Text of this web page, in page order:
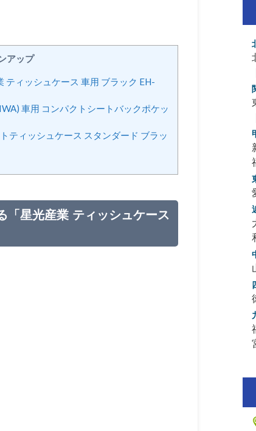
アップ
ィッシュケース 車用 ブラック EH-
車用 コンパクトシートバックポケッ
ティッシュケース スタンダード ブラッ
「星光産業 ティッシュケース